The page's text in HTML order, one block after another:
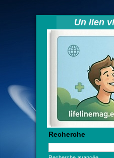
Un lien
Recherche